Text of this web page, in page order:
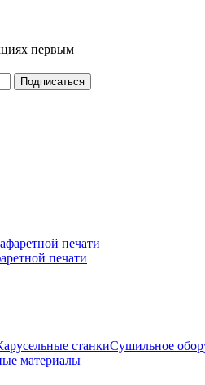
первым
печати
станкиСушильное
материалы